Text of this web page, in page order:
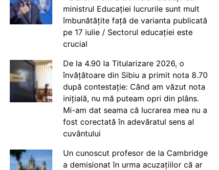
ministrul Educației lucrurile sunt mult
îmbunătățite față de varianta publicată
pe 17 iulie / Sectorul educației este
crucial
De la 4.90 la Titularizare 2026, o
învățătoare din Sibiu a primit nota 8.70
după contestație: Când am văzut nota
inițială, nu mă puteam opri din plâns.
Mi-am dat seama că lucrarea mea nu a
fost corectată în adevăratul sens al
cuvântului
Un cunoscut profesor de la Cambridge
a demisionat în urma acuzațiilor că ar